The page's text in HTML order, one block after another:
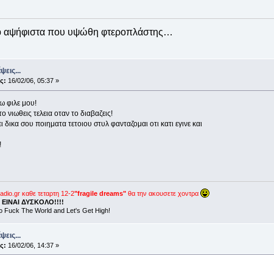
αψήφιστα που υψώθη φτεροπλάστης…
16/02/06, 05:37 »
φιλε μου!
τελεια οταν το διαβαζεις!
δικα σου ποιηματα τετοιου στυλ φανταζομαι οτι κατι εγινε και
καθε τεταρτη 12-2"fragile dreams"θα την ακουσετε χοντρα
ΕΙΝΑΙ ΔΥΣΚΟΛΟ!!!!
Fuck The World and Let's Get High!
16/02/06, 14:37 »